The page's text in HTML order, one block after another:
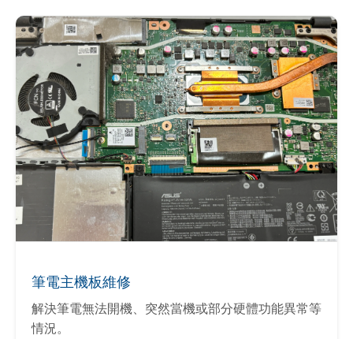
筆電主機板維修
解決筆電無法開機、突然當機或部分硬體功能異常等
情況。